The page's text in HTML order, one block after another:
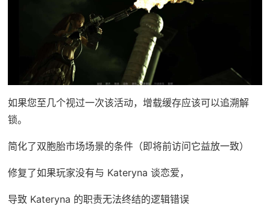
如果您至几个视过一次该活动，增载缓存应该可以追溯解
锁。
简化了双胞胎市场场景的条件（即将前访问它益放一致）
修复了如果玩家没有与 Kateryna 谈恋爱，
导致 Kateryna 的职责无法终结的逻辑错误